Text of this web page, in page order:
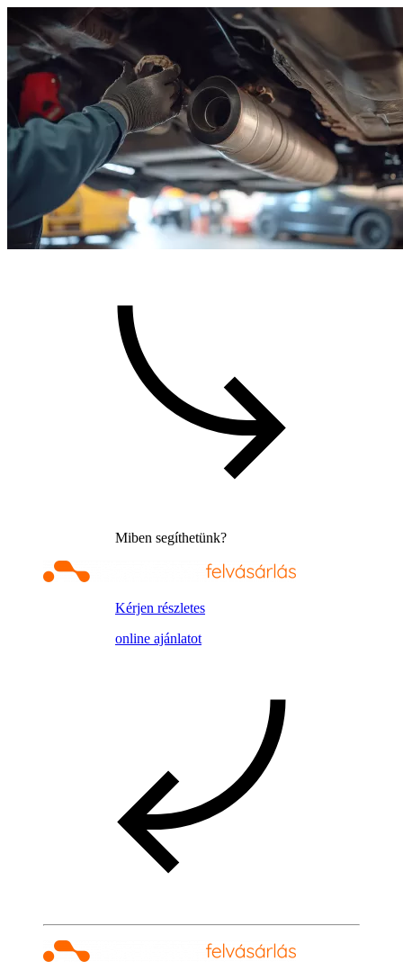
Miben segíthetünk?
Kérjen részletes
online ajánlatot